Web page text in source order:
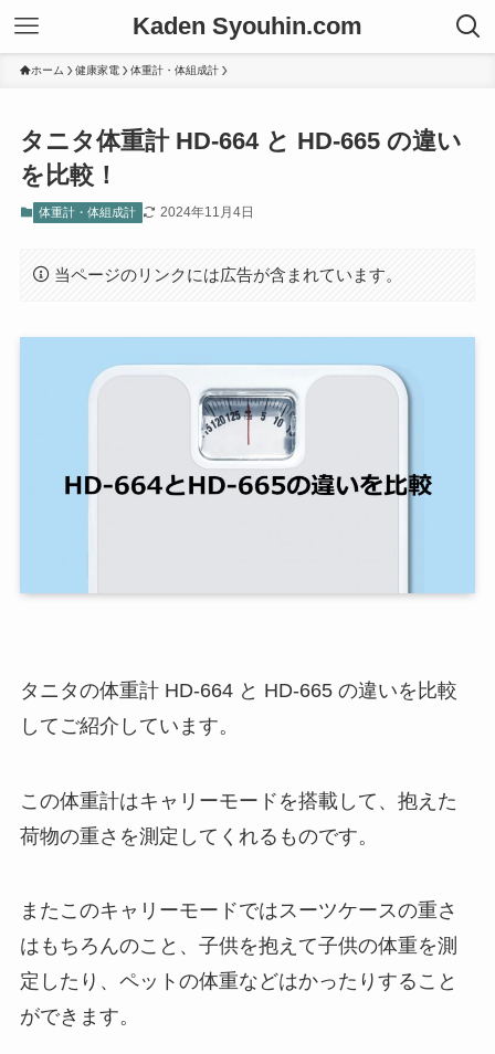
Kaden Syouhin.com
ホーム 健康家電 体重計・体組成計
タニタ体重計 HD-664 と HD-665 の違い
を比較！
体重計・体組成計 2024年11月4日
当ページのリンクには広告が含まれています。
タニタの体重計 HD-664 と HD-665 の違いを比較
してご紹介しています。
この体重計はキャリーモードを搭載して、抱えた
荷物の重さを測定してくれるものです。
またこのキャリーモードではスーツケースの重さ
はもちろんのこと、子供を抱えて子供の体重を測
定したり、ペットの体重などはかったりすること
ができます。